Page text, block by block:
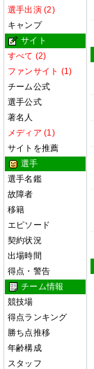
選手出演 (2)
キャンプ
サイト
すべて (2)
ファンサイト (1)
チーム公式
選手公式
著名人
メディア (1)
サイトを推薦
選手
選手名鑑
故障者
移籍
エピソード
契約状況
出場時間
得点・警告
チーム情報
競技場
得点ランキング
勝ち点推移
年齢構成
スタッフ